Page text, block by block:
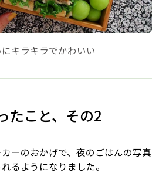
キラキラでかわいい
たこと、その2
ーのおかげで、夜のごはんの写真
るようになりました。